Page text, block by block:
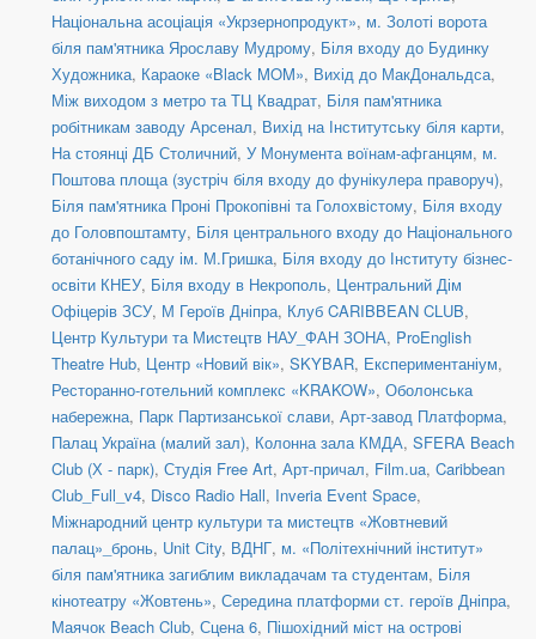
Національна асоціація «Укрзернопродукт», м. Золоті ворота
біля пам'ятника Ярославу Мудрому, Біля входу до Будинку
Художника, Караоке «Black MOM», Вихід до МакДональдса,
Між виходом з метро та ТЦ Квадрат, Біля пам'ятника
робітникам заводу Арсенал, Вихід на Інститутську біля карти,
На стоянці ДБ Столичний, У Монумента воїнам-афганцям, м.
Поштова площа (зустріч біля входу до фунікулера праворуч),
Біля пам'ятника Проні Прокопівні та Голохвістому, Біля входу
до Головпоштамту, Біля центрального входу до Національного
ботанічного саду ім. М.Гришка, Біля входу до Інституту бізнес-
освіти КНЕУ, Біля входу в Некрополь, Центральний Дім
Офіцерів ЗСУ, М Героїв Дніпра, Клуб CARIBBEAN CLUB,
Центр Культури та Мистецтв НАУ_ФАН ЗОНА, ProEnglish
Theatre Hub, Центр «Новий вік», SKYBAR, Експериментаніум,
Ресторанно-готельний комплекс «KRAKOW», Оболонська
набережна, Парк Партизанської слави, Арт-завод Платформа,
Палац Україна (малий зал), Колонна зала КМДА, SFERA Beach
Club (Х - парк), Студія Free Art, Арт-причал, Film.ua, Caribbean
Club_Full_v4, Disco Radio Hall, Inveria Event Space,
Міжнародний центр культури та мистецтв «Жовтневий
палац»_бронь, Unit Сity, ВДНГ, м. «Політехнічний інститут»
біля пам'ятника загиблим викладачам та студентам, Біля
кінотеатру «Жовтень», Середина платформи ст. героїв Дніпра,
Маячок Beach Club, Сцена 6, Пішохідний міст на острові